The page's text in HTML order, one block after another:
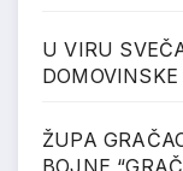
U VIRU
ŽUPA